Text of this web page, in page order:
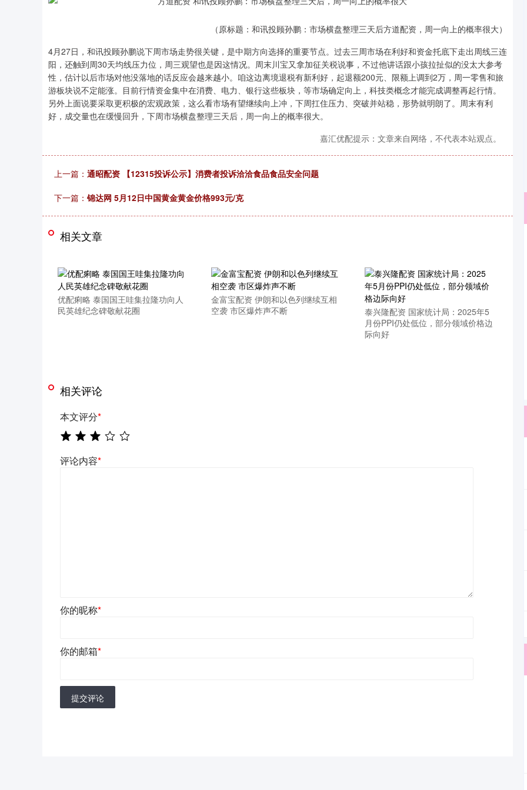
（原标题：和讯投顾孙鹏：市场横盘整理三天后方道配资，周一向上的概率很大）
4月27日，和讯投顾孙鹏说下周市场走势很关键，是中期方向选择的重要节点。过去三周市场在利好和资金托底下走出周线三连
阳，还触到周30天均线压力位，周三观望也是因这情况。周末川宝又拿加征关税说事，不过他讲话跟小孩拉扯似的没太大参考
性，估计以后市场对他没落地的话反应会越来越小。咱这边离境退税有新利好，起退额200元、限额上调到2万，周一零售和旅
游板块说不定能涨。目前行情资金集中在消费、电力、银行这些板块，等市场确定向上，科技类概念才能完成调整再起行情。
另外上面说要采取更积极的宏观政策，这么看市场有望继续向上冲，下周扛住压力、突破并站稳，形势就明朗了。周末有利
好，成交量也在缓慢回升，下周市场横盘整理三天后，周一向上的概率很大。
嘉汇优配提示：文章来自网络，不代表本站观点。
上一篇： 通昭配资 【12315投诉公示】消费者投诉洽洽食品食品安全问题
下一篇： 锦达网 5月12日中国黄金黄金价格993元/克
相关文章
优配痢略 泰国国王哇集拉隆功向人
民英雄纪念碑敬献花圈
金富宝配资 伊朗和以色列继续互相
空袭 市区爆炸声不断
泰兴隆配资 国家统计局：2025年5
月份PPI仍处低位，部分领域价格边
际向好
相关评论
本文评分*
评论内容*
你的昵称*
你的邮箱*
提交评论